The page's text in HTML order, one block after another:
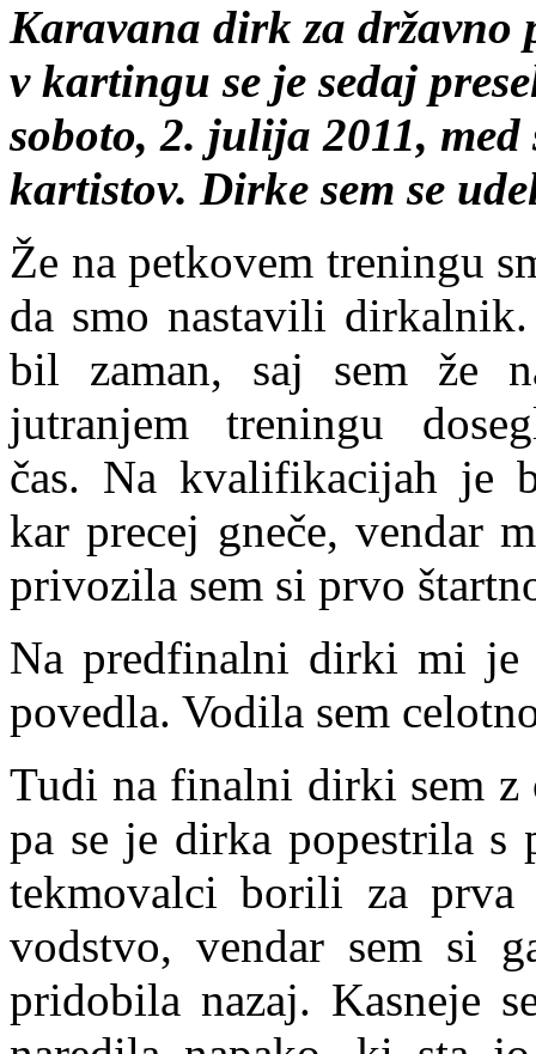
Karavana dirk za državno
v kartingu se je sedaj
soboto, 2. julija 2011,
kartistov. Dirke sem se
Že na petkovem treningu
da smo nastavili
bil zaman, saj sem že
jutranjem treningu
čas. Na kvalifikacijah je
kar precej gneče, vendar
privozila sem si prvo
Na predfinalni dirki mi je
povedla. Vodila sem
Tudi na finalni dirki sem z
pa se je dirka popestrila s
tekmovalci borili za prva
vodstvo, vendar sem si
pridobila nazaj. Kasneje